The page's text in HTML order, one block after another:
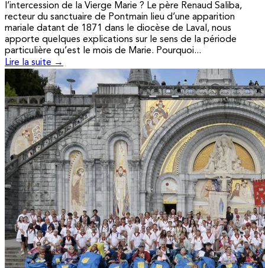
l’intercession de la Vierge Marie ? Le père Renaud Saliba,
recteur du sanctuaire de Pontmain lieu d’une apparition
mariale datant de 1871 dans le diocèse de Laval, nous
apporte quelques explications sur le sens de la période
particulière qu’est le mois de Marie. Pourquoi...
Lire la suite →